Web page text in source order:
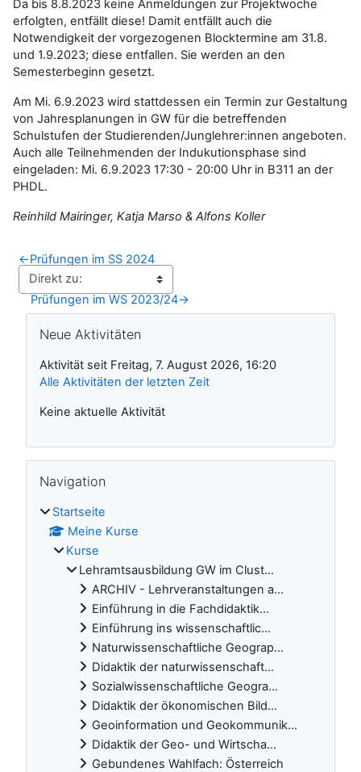
Da bis 8.8.2023 keine Anmeldungen zur Projektwoche
erfolgten, entfällt diese! Damit entfällt auch die
Notwendigkeit der vorgezogenen Blocktermine am 31.8.
und 1.9.2023; diese entfallen. Sie werden an den
Semesterbeginn gesetzt.
Am Mi. 6.9.2023 wird stattdessen ein Termin zur Gestaltung
von Jahresplanungen in GW für die betreffenden
Schulstufen der Studierenden/Junglehrer:innen angeboten.
Auch alle Teilnehmenden der Indukutionsphase sind
eingeladen: Mi. 6.9.2023 17:30 - 20:00 Uhr in B311 an der
PHDL.
Reinhild Mairinger, Katja Marso & Alfons Koller
←Prüfungen im SS 2024
→
Prüfungen im WS 2023/24
Blöcke
Neue Aktivitäten
Aktivität seit Freitag, 7. August 2026, 16:20
Alle Aktivitäten der letzten Zeit
Keine aktuelle Aktivität
Navigation
Startseite
Meine Kurse
Kurse
Lehramtsausbildung GW im Clust...
ARCHIV - Lehrveranstaltungen a...
Einführung in die Fachdidaktik...
Einführung ins wissenschaftlic...
Naturwissenschaftliche Geograp...
Didaktik der naturwissenschaft...
Sozialwissenschaftliche Geogra...
Didaktik der ökonomischen Bild...
Geoinformation und Geokommunik...
Didaktik der Geo- und Wirtscha...
Gebundenes Wahlfach: Österreich